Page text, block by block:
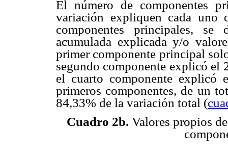
El número de componentes
variación expliquen cada uno
componentes principales,
acumulada explicada y/o
primer componente principal
segundo componente explicó el
el cuarto componente explicó
primeros componentes, de un
84,33% de la variación total (
Cuadro 2b. Valores propios